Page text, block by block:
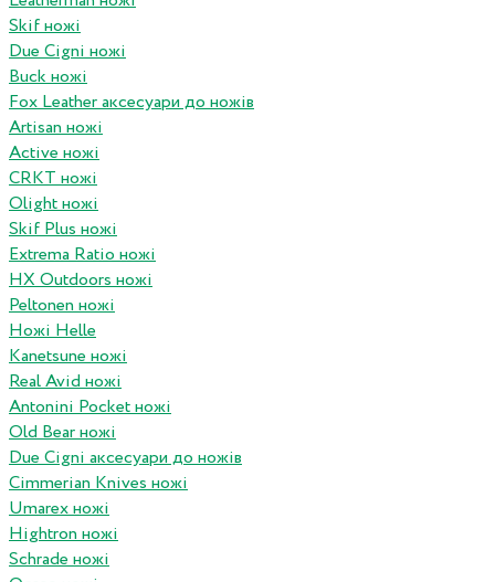
Skif ножі
Due Cigni ножі
Buck ножі
Fox Leather аксесуари до ножів
Artisan ножі
Active ножі
CRKT ножі
Olight ножі
Skif Plus ножі
Extrema Ratio ножі
HX Outdoors ножі
Peltonen ножі
Ножі Helle
Kanetsune ножі
Real Avid ножі
Antonini Pocket ножі
Old Bear ножі
Due Cigni аксесуари до ножів
Cimmerian Knives ножі
Umarex ножі
Hightron ножі
Schrade ножі